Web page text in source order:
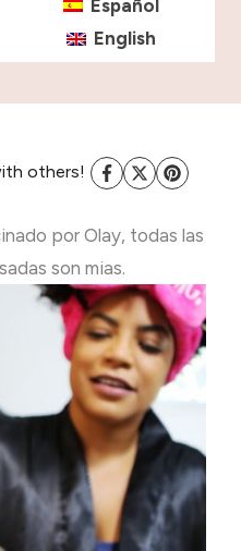
Español
English
others!
por Olay, todas las
son mias.